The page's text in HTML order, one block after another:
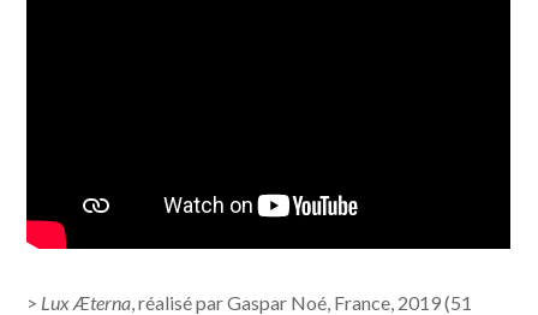
> Lux Æterna , réalisé par Gaspar Noé, France, 2019 (51